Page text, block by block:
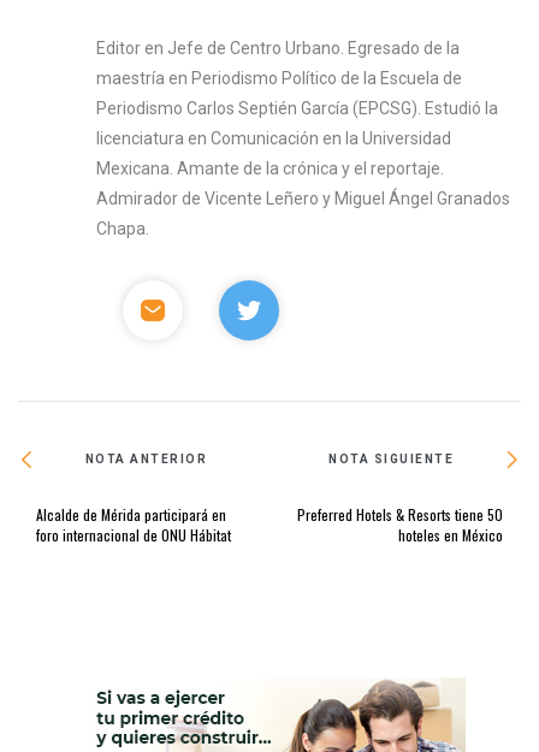
Editor en Jefe de Centro Urbano. Egresado de la
maestría en Periodismo Político de la Escuela de
Periodismo Carlos Septién García (EPCSG). Estudió la
licenciatura en Comunicación en la Universidad
Mexicana. Amante de la crónica y el reportaje.
Admirador de Vicente Leñero y Miguel Ángel Granados
Chapa.
NOTA ANTERIOR
Alcalde de Mérida participará en
foro internacional de ONU Hábitat
NOTA SIGUIENTE
Preferred Hotels & Resorts tiene 50
hoteles en México